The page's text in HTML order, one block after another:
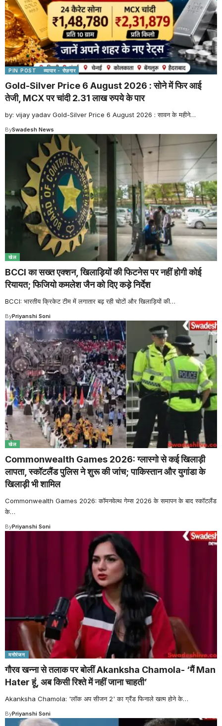
PIN POST व्यापार - रोज़गार
Gold-Silver Price 6 August 2026 : सोने में फिर आई
तेजी, MCX पर चांदी 2.31 लाख रुपये के पार
by: vijay yadav Gold-Silver Price 6 August 2026 : सावन के महीने…
BySwadesh News
खेल
BCCI का सख्त एक्शन, खिलाड़ियों की फिटनेस पर नहीं होगी कोई
रियायत; फिजियो कमलेश जैन को दिए कड़े निर्देश
BCCI: भारतीय क्रिकेट टीम में लगातार बढ़ रही चोटों और खिलाड़ियों की…
ByPriyanshi Soni
खेल
Commonwealth Games 2026: ग्लास्गो से कई खिलाड़ी
लापता, स्कॉटलैंड पुलिस ने शुरू की जांच; पाकिस्तान और युगांडा के
खिलाड़ी भी शामिल
Commonwealth Games 2026: कॉमनवेल्थ गेम्स 2026 के समापन के बाद स्कॉटलैंड
के…
ByPriyanshi Soni
मनोरंजन
गौरव खन्ना से तलाक पर बोलीं Akanksha Chamola- ‘मैं Man
Hater हूं, अब किसी रिश्ते में नहीं जाना चाहती’
Akanksha Chamola: 'लॉक अप सीजन 2' का ग्रैंड फिनाले खत्म होने के…
ByPriyanshi Soni